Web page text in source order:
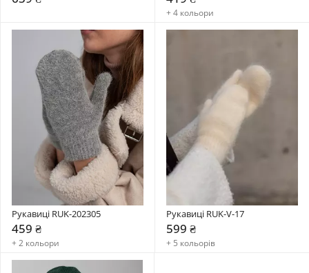
+ 4 кольори
Рукавиці RUK-202305
459 ₴
+ 2 кольори
Рукавиці RUK-V-17
599 ₴
+ 5 кольорів